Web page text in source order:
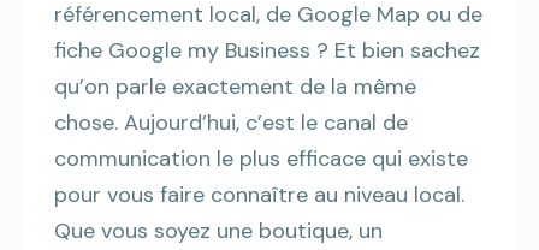
référencement local, de Google Map ou de
fiche Google my Business ? Et bien sachez
qu’on parle exactement de la même
chose. Aujourd’hui, c’est le canal de
communication le plus efficace qui existe
pour vous faire connaître au niveau local.
Que vous soyez une boutique, un